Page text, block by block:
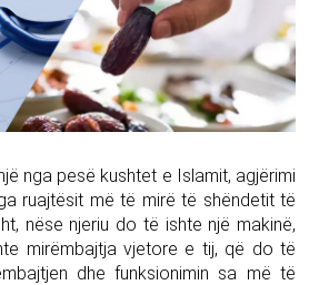
nga pesë kushtet e Islamit, agjërimi
ruajtësit më të mirë të shëndetit të
nëse njeriu do të ishte një makinë,
mirëmbajtja vjetore e tij, që do të
dhe funksionimin sa më të